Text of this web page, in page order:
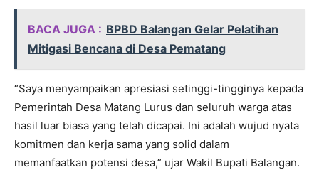
BACA JUGA : BPBD Balangan Gelar Pelatihan
Mitigasi Bencana di Desa Pematang
“Saya menyampaikan apresiasi setinggi-tingginya kepada
Pemerintah Desa Matang Lurus dan seluruh warga atas
hasil luar biasa yang telah dicapai. Ini adalah wujud nyata
komitmen dan kerja sama yang solid dalam
memanfaatkan potensi desa,” ujar Wakil Bupati Balangan.